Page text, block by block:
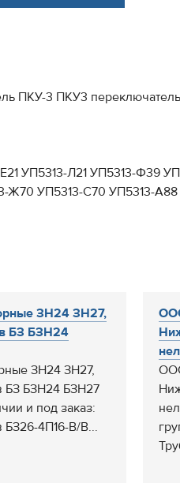
ПКУ-3 ПКУ3
УП5313-Л21 УП5313-Ф39
Ж70 УП5313-С70 УП5313-
ЗН24 ЗН27,
БЗ БЗН24
ЗН24 ЗН27,
БЗ БЗН24 БЗН27
и под заказ:
БЗ26-4П16-В/В...